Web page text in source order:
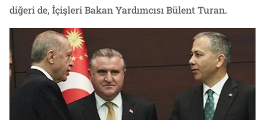
diğeri de, İçişleri Bakan Yardımcısı Bülent Turan.